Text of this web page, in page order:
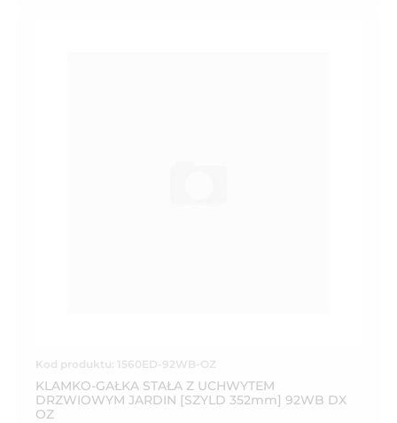
Kod produktu: 1560ED-92WB-OZ
KLAMKO-GAŁKA STAŁA Z UCHWYTEM
DRZWIOWYM JARDIN [SZYLD 352mm] 92WB DX
OZ